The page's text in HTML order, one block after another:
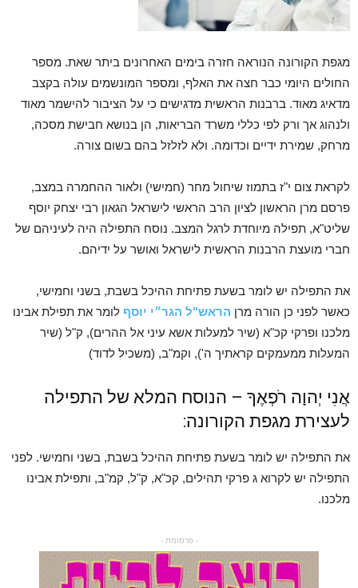
מגפת הקורונה הנוראה חזרה בימים האחרונים ביתר שאת. מספר
החולים היומי כבר חצה את האלף, ומספר המונשמים עולה בקצב
מדאיג מאוד. ברבנות הראשית מדגישים כי על הציבור להישמר מאוד
ולנהוג אך ורק לפי כללי משרד הבריאות, הן בנושא חבישת מסכה,
מרחק, שמירת ידיים וכדומה. ולא לזלזל בהם בשום צורה.
לקראת צום י"ז בתמוז שיחול מחר (חמישי) ולאור ההחמרה במצב,
פרסם מרן הראשון לציון הרב הראשי לישראל הגאון רבי יצחק יוסף
שליט"א, תפילה מיוחדת לרגל המצב. נוסח התפילה היה לעיניהם של
חברי מועצת הרבנות הראשית לישראל ואושר על ידיהם.
את התפילה יש לומר בשעת פתיחת ההיכל בשבת, בשני וחמישי,
כאשר לפני כן הורה מרן הראש"ל הגר״י יוסף לומר את תפילת אבינו
מלכנו ופרקי קכ"א (שיר למעלות אשא עיני אל ההרים), ק"ל (שיר
המעלות ממעמקים קראתיך ה'), וקמ"ב, (משכיל לדוד)
אֲנִי יְהוָה רֹפְאֶךָ – הנוסח המלא של התפילה
לעצירת מגפת הקורונה:
את התפילה יש לומר בשעת פתיחת ההיכל בשבת, בשני וחמישי. לפני
התפילה יש לקרוא ג פרקי תהילים, קכ"א, ק"ל, קמ"ב, ותפילת אבינו
מלכנו.
- פרסומת -